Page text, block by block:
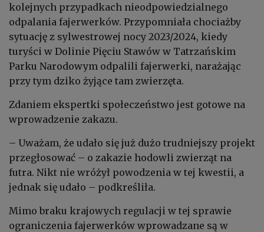
kolejnych przypadkach nieodpowiedzialnego
odpalania fajerwerków. Przypomniała chociażby
sytuację z sylwestrowej nocy 2023/2024, kiedy
turyści w Dolinie Pięciu Stawów w Tatrzańskim
Parku Narodowym odpalili fajerwerki, narażając
przy tym dziko żyjące tam zwierzęta.
Zdaniem ekspertki społeczeństwo jest gotowe na
wprowadzenie zakazu.
– Uważam, że udało się już dużo trudniejszy projekt
przegłosować – o zakazie hodowli zwierząt na
futra. Nikt nie wróżył powodzenia w tej kwestii, a
jednak się udało – podkreśliła.
Mimo braku krajowych regulacji w tej sprawie
ograniczenia fajerwerków wprowadzane są w